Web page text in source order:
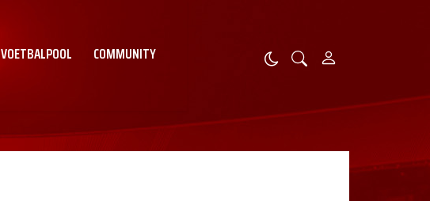
VOETBALPOOL COMMUNITY